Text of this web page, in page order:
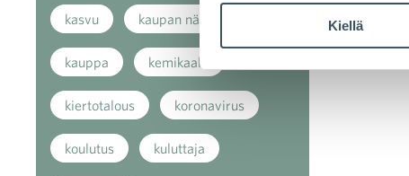
Kiellä
kasvu kaupan näkymät
kauppa kemikaalit
kiertotalous koronavirus
koulutus kuluttaja